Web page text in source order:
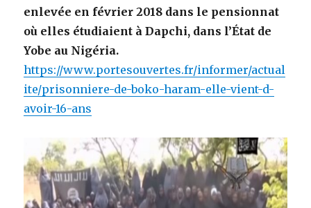
enlevée en février 2018 dans le pensionnat
où elles étudiaient à Dapchi, dans l’État de
Yobe au Nigéria.
https://www.portesouvertes.fr/informer/actual
ite/prisonniere-de-boko-haram-elle-vient-d-
avoir-16-ans